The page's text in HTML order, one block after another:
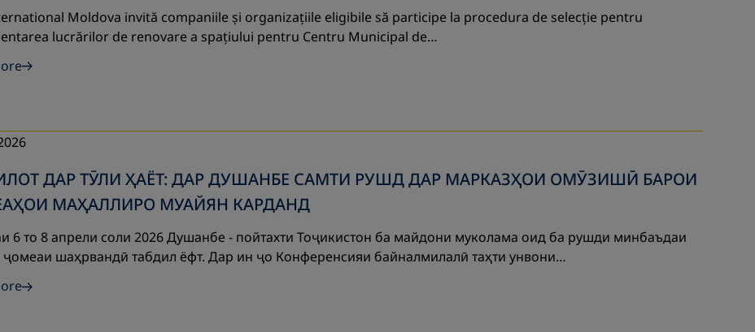
Moldova invită companiile și organizațiile eligibile să participe la procedura de selecție pentru
lucrărilor de renovare a spațiului pentru Centru Municipal de…
ДАР ТӮЛИ ҲАЁТ: ДАР ДУШАНБЕ САМТИ РУШД ДАР МАРКАЗҲОИ ОМӮЗИШӢ БАРОИ
МАҲАЛЛИРО МУАЙЯН КАРДАНД
6 то 8 апрели соли 2026 Душанбе - пойтахти Тоҷикистон ба майдони муколама оид ба рушди минбаъдаи
ҷомеаи шаҳрвандӣ табдил ёфт. Дар ин ҷо Конференсияи байналмилалӣ таҳти унвони…